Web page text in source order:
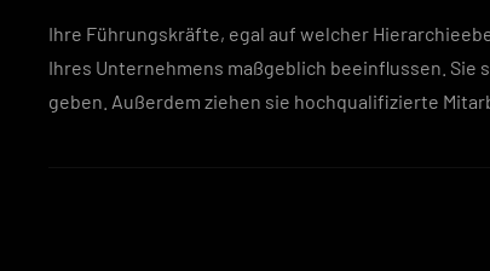
Ihre Führungskräfte, egal auf welcher
Ihres Unternehmens maßgeblich beeinflussen. Sie
geben. Außerdem ziehen sie hochqualifizierte